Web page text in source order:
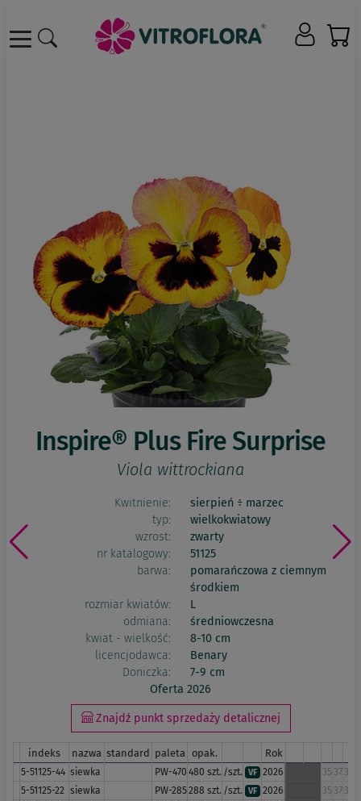
Inspire® Plus Fire Surprise
Viola wittrockiana
Kwitnienie:
sierpień ÷ marzec
typ:
wielkokwiatowy
wzrost:
zwarty
nr katalogowy:
51125
barwa:
pomarańczowa z ciemnym
środkiem
rozmiar kwiatów:
L
odmiana:
średniowczesna
kwiat - wielkość:
8-10 cm
licencjodawca:
Benary
Doniczka:
7-9 cm
Oferta 2026
Znajdź punkt sprzedaży detalicznej
indeks nazwa standard paleta opak. Rok
5-51125-44 siewka PW-470 480 szt. /szt. VF 2026 35 37 38
5-51125-22 siewka PW-285288 szt. /szt. VF 2026 35 37 38